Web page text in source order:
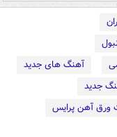
آهنگ های جدید
جدید
ورق آهن پرایس